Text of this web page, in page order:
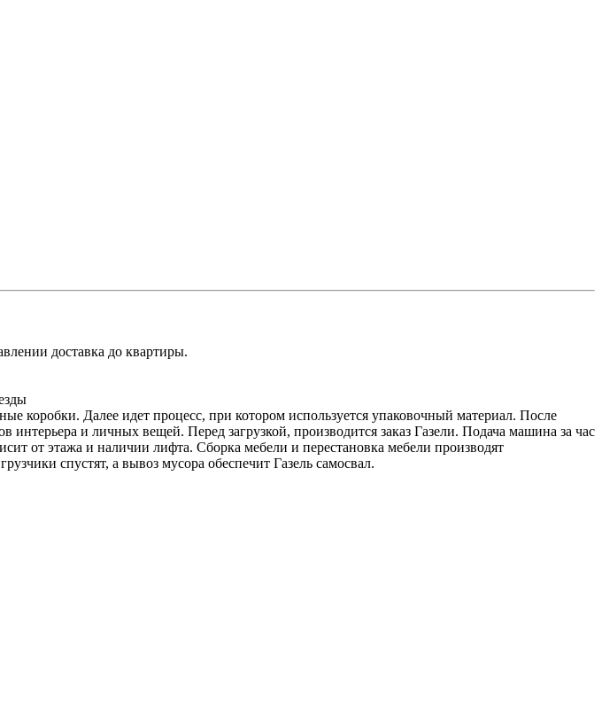
доставка до квартиры.
коробки. Далее идет процесс, при котором используется упаковочный материал. После
и личных вещей. Перед загрузкой, производится заказ Газели. Подача машина за час
от этажа и наличии лифта. Сборка мебели и перестановка мебели производят
спустят, а вывоз мусора обеспечит Газель самосвал.